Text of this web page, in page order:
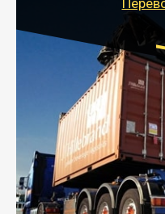
Еврофура
от 10 000
- Доставка фурой до
объемов грузов,
паллеты и россыпью
России с гарантией